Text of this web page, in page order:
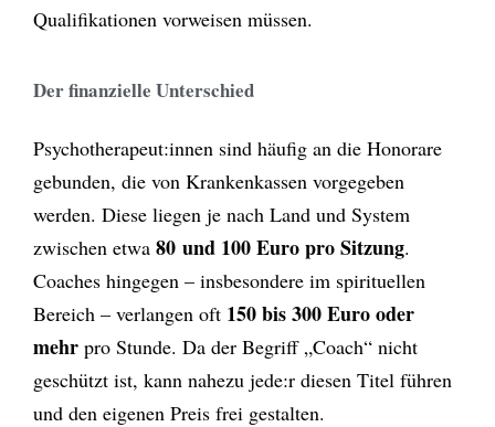
Qualifikationen vorweisen müssen.
Der finanzielle Unterschied
Psychotherapeut:innen sind häufig an die Honorare
gebunden, die von Krankenkassen vorgegeben
werden. Diese liegen je nach Land und System
zwischen etwa 80 und 100 Euro pro Sitzung.
Coaches hingegen – insbesondere im spirituellen
Bereich – verlangen oft 150 bis 300 Euro oder
mehr pro Stunde. Da der Begriff „Coach“ nicht
geschützt ist, kann nahezu jede:r diesen Titel führen
und den eigenen Preis frei gestalten.